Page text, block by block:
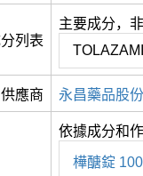
列表
主要成分，
供應商 永昌藥品股
依據成分和
樺醣錠